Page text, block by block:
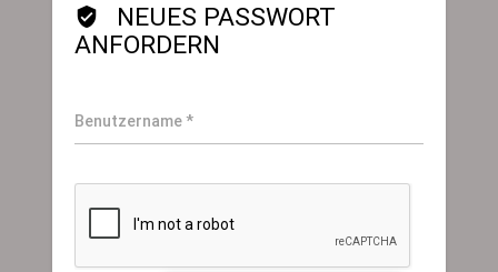
verified_user
NEUES PASSWORT
ANFORDERN
Benutzername *